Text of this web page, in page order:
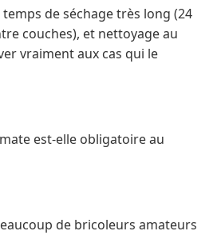
de séchage très long (24
couches), et nettoyage au
vraiment aux cas qui le
est-elle obligatoire au
de bricoleurs amateurs